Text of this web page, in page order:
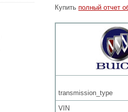
Купить полный отчет
transmission_type
VIN